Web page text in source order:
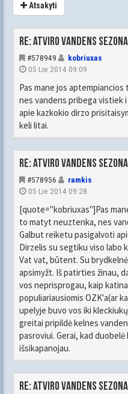
Atsakyti
Re: Atviro vandens
#578949
kobriuxas
05 Lie 2014 09:09
Pas mane jos
nes vandens pribega vistiek
apie kazkokio dirzo
keli litai.
Re: Atviro vandens
#578956
ramkis
05 Lie 2014 09:28
[quote="kobriuxas"]Pas
to matyt neuztenka, nes
Galbut reiketu pasigalvoti
Dirzelis su segtiku viso labo
Vat vat, būtent. Su
apsimyžt. Iš patirties žinau,
vos neprisprogau, kaip
populiariausiomis OZK'a(ar
upelyje buvo vos iki
greitai pripildė kelnes
pasroviui. Gerai, kad
išsikapanojau.
Re: Atviro vandens